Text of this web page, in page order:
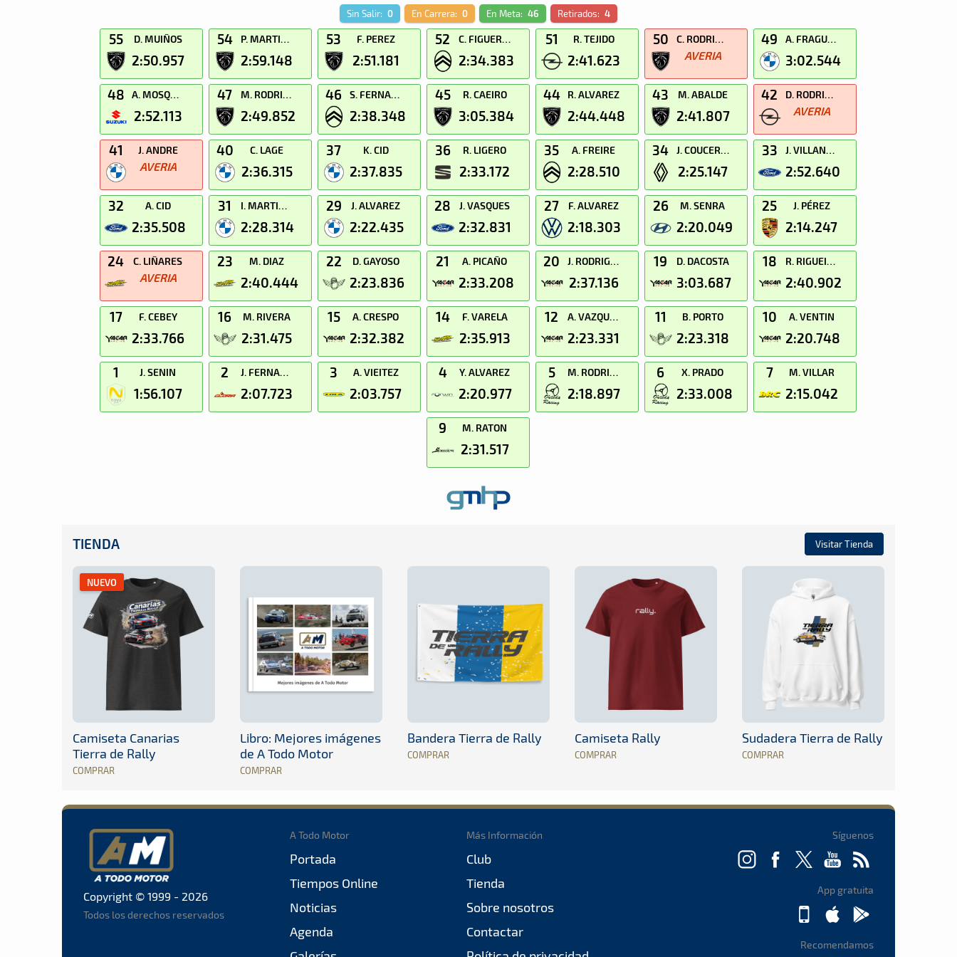
Sin Salir: 0 En Carrera: 0 En Meta: 46 Retirados: 4
55 D. MUIÑOS
2:50.957
54 P. MARTINEZ
2:59.148
53 F. PEREZ
2:51.181
52 C. FIGUERAS
2:34.383
51 R. TEJIDO
2:41.623
50 C. RODRIGUEZ
AVERIA
49 A. FRAGUAS
3:02.544
48 A. MOSQUERA
2:52.113
47 M. RODRIGUEZ
2:49.852
46 S. FERNANDEZ
2:38.348
45 R. CAEIRO
3:05.384
44 R. ALVAREZ
2:44.448
43 M. ABALDE
2:41.807
42 D. RODRIGUEZ
AVERIA
41 J. ANDRE
AVERIA
40 C. LAGE
2:36.315
37 K. CID
2:37.835
36 R. LIGERO
2:33.172
35 A. FREIRE
2:28.510
34 J. COUCERIO
2:25.147
33 J. VILLANUEVA
2:52.640
32 A. CID
2:35.508
31 I. MARTINEZ
2:28.314
29 J. ALVAREZ
2:22.435
28 J. VASQUES
2:32.831
27 F. ALVAREZ
2:18.303
26 M. SENRA
2:20.049
25 J. PÉREZ
2:14.247
24 C. LIÑARES
AVERIA
23 M. DIAZ
2:40.444
22 D. GAYOSO
2:23.836
21 A. PICAÑO
2:33.208
20 J. RODRIGUEZ
2:37.136
19 D. DACOSTA
3:03.687
18 R. RIGUEIRA
2:40.902
17 F. CEBEY
2:33.766
16 M. RIVERA
2:31.475
15 A. CRESPO
2:32.382
14 F. VARELA
2:35.913
12 A. VAZQUEZ
2:23.331
11 B. PORTO
2:23.318
10 A. VENTIN
2:20.748
1 J. SENIN
1:56.107
2 J. FERNANDEZ
2:07.723
3 A. VIEITEZ
2:03.757
4 Y. ALVAREZ
2:20.977
5 M. RODRIGUEZ
2:18.897
6 X. PRADO
2:33.008
7 M. VILLAR
2:15.042
9 M. RATON
2:31.517
TIENDA Visitar Tienda
NUEVO
Camiseta Canarias
Tierra de Rally
COMPRAR
Libro: Mejores imágenes
de A Todo Motor
COMPRAR
Bandera Tierra de Rally
COMPRAR
Camiseta Rally
COMPRAR
Sudadera Tierra de Rally
COMPRAR
Copyright © 1999 - 2026
Todos los derechos reservados
A Todo Motor
Portada
Tiempos Online
Noticias
Agenda
Más Información
Club
Tienda
Sobre nosotros
Contactar
Síguenos
App gratuita
Recomendamos